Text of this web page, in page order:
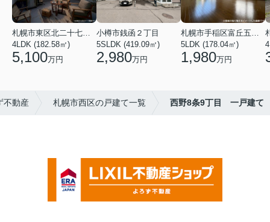
4LDK (182.58㎡)
5,100万円
小樽市銭函２丁目
5SLDK (419.09㎡)
2,980万円
5LDK (178.04㎡)
1,980万円
不動産 札幌市西区の戸建て一覧 西野8条9丁目 一戸建て